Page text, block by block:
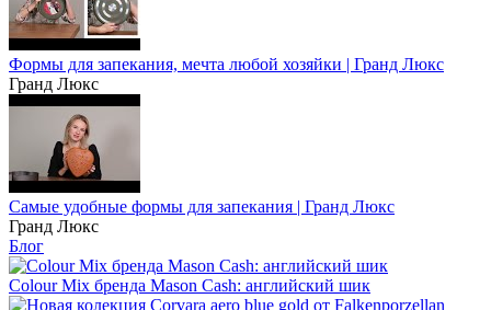
Формы для запекания, мечта любой хозяйки | Гранд Люкс
Гранд Люкс
Самые удобные формы для запекания | Гранд Люкс
Гранд Люкс
Блог
Colour Mix бренда Mason Cash: английский шик